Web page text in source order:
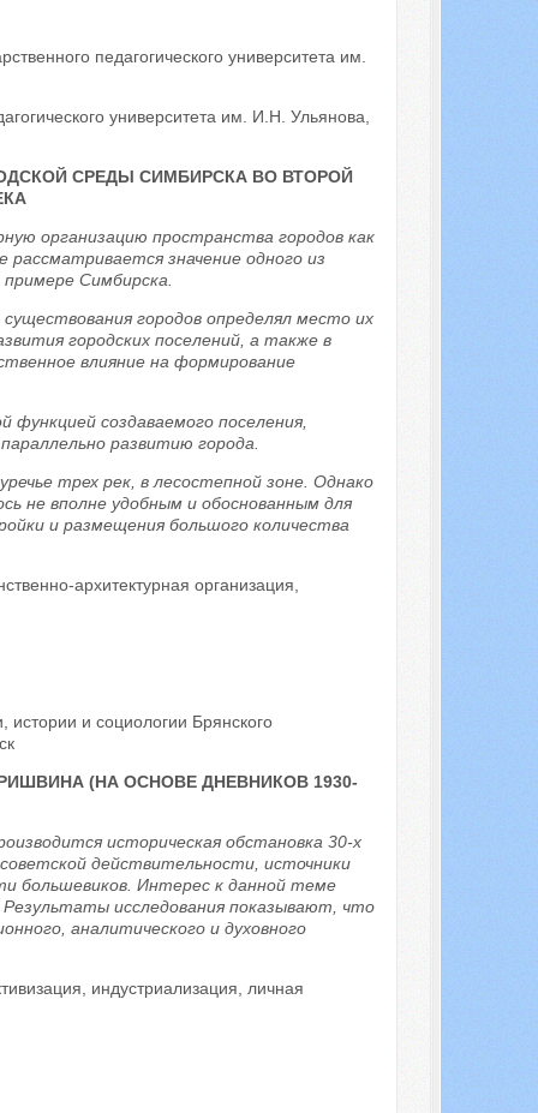
педагогического университета им.
университета им. И.Н. Ульянова,
СРЕДЫ СИМБИРСКА ВО ВТОРОЙ
организацию пространства городов как
рассматривается значение одного из
Симбирска.
городов определял место их
городских поселений, а также в
влияние на формирование
функцией создаваемого поселения,
развитию города.
трех рек, в лесостепной зоне. Однако
не вполне удобным и обоснованным для
и размещения большого количества
архитектурная организация,
и социологии Брянского
(НА ОСНОВЕ ДНЕВНИКОВ 1930-
историческая обстановка 30-х
действительности, источники
большевиков. Интерес к данной теме
исследования показывают, что
аналитического и духовного
индустриализация, личная